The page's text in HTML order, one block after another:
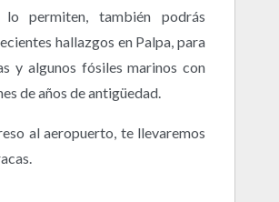
lo permiten, también podrás
hallazgos en Palpa, para
y algunos fósiles marinos con
de años de antigüedad.
al aeropuerto, te llevaremos